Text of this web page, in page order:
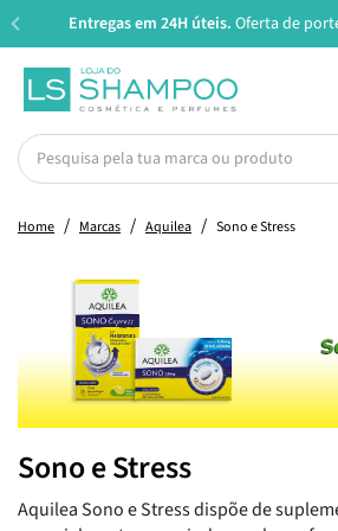
Entregas em 24H úteis. Oferta de
Home Marcas Aquilea Sono e Stress
Sono e Stress
Aquilea Sono e Stress dispõe de